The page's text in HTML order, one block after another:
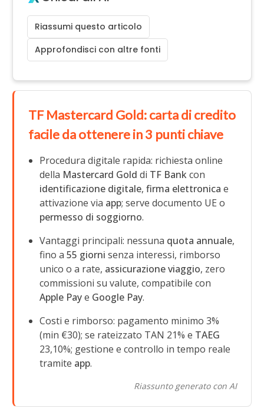
Riassumi questo articolo
Approfondisci con altre fonti
TF Mastercard Gold: carta di credito
facile da ottenere in 3 punti chiave
Procedura digitale rapida: richiesta online
della Mastercard Gold di TF Bankcon
identificazione digitale,firma elettronica e
attivazione via app; serve documento UE o
permesso di soggiorno.
Vantaggi principali: nessuna quota annuale,
fino a55 giorni senza interessi, rimborso
unico o a rate, assicurazione viaggio, zero
commissioni su valute, compatibile con
Apple Paye Google Pay.
Costi e rimborso: pagamento minimo 3%
(min €30); se rateizzato TAN 21% e TAEG
23,10%; gestione e controllo in tempo reale
tramite app.
Riassunto generato con AI